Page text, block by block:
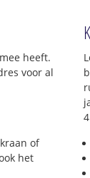
heeft.
voor al
of
het